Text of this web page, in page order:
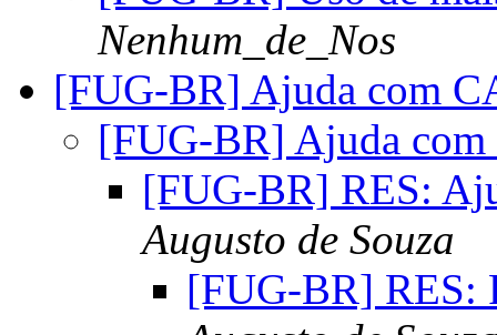
Nenhum_de_Nos
[FUG-BR] Ajuda com
[FUG-BR] Ajuda
[FUG-BR] RES:
Augusto de Souza
[FUG-BR] RES: